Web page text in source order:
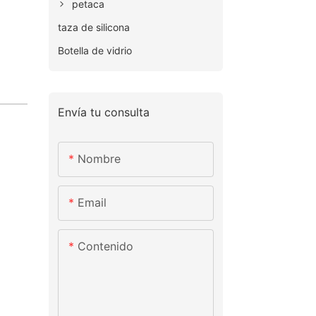
petaca
taza de silicona
Botella de vidrio
Envía tu consulta
Nombre
Email
Contenido